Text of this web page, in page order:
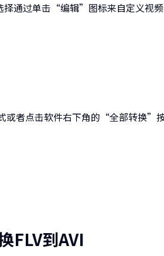
择通过单击“编辑”图标来自定义视
或者点击软件右下角的“全部转换”
FLV到AVI